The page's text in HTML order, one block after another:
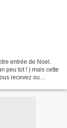
entrée de Noel.
peu tot ! ) mais cette
recevez ou